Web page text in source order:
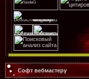
Софт вебмастеру